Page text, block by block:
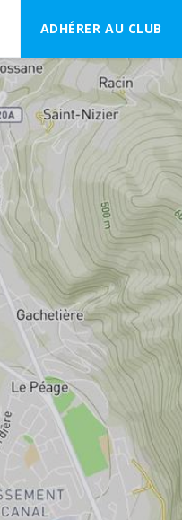
ADHÉRER AU CLUB